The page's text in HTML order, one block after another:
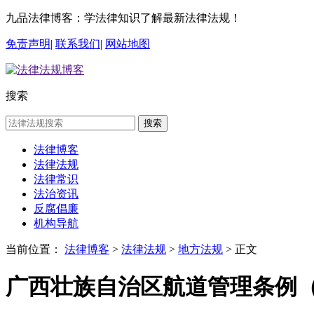
九品法律博客：学法律知识了解最新法律法规！
免责声明| 联系我们| 网站地图
搜索
搜索
法律博客
法律法规
法律常识
法治资讯
反腐倡廉
机构导航
当前位置： 法律博客 > 法律法规 > 地方法规 > 正文
广西壮族自治区航道管理条例